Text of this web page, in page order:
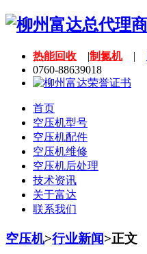
热能回收 |制氮机|
0760-88639018
首页
空压机型号
空压机配件
空压机维修
空压机后处理
技术资讯
关于富达
联系我们
空压机>行业新闻>正文